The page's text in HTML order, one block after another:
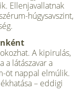
Ellenjavallatnak
húgysavszint,
A kipirulás,
a látászavar a
öt nappal elmúlik.
– eddigi